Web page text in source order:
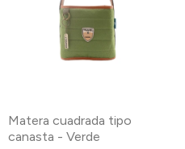
Matera cuadrada tipo
canasta - Verde